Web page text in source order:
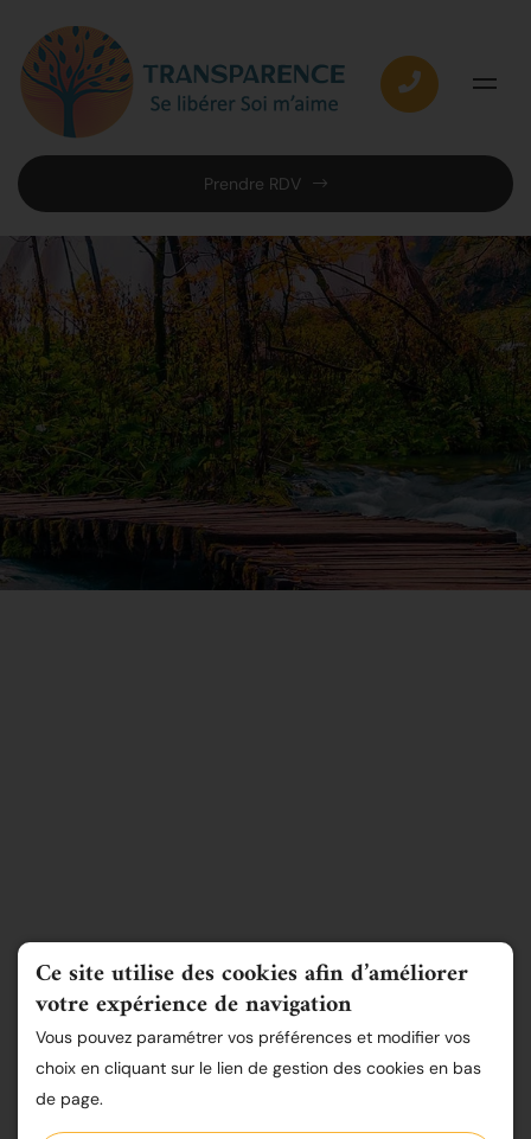
Prendre RDV
Ce site utilise des cookies afin d’améliorer
votre expérience de navigation
Vous pouvez paramétrer vos préférences et modifier vos
choix en cliquant sur le lien de gestion des cookies en bas
de page.